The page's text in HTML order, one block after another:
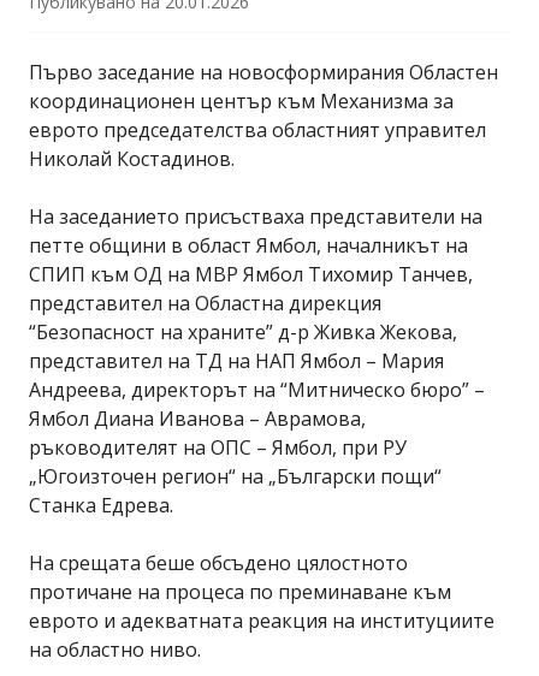
Първо заседание на новосформирания Областен
координационен център към Механизма за
еврото председателства областният управител
Николай Костадинов.
На заседанието присъстваха представители на
петте общини в област Ямбол, началникът на
СПИП към ОД на МВР Ямбол Тихомир Танчев,
представител на Областна дирекция
“Безопасност на храните” д-р Живка Жекова,
представител на ТД на НАП Ямбол – Мария
Андреева, директорът на “Митническо бюро” –
Ямбол Диана Иванова – Аврамова,
ръководителят на ОПС – Ямбол, при РУ
„Югоизточен регион“ на „Български пощи“
Станка Едрева.
На срещата беше обсъдено цялостното
протичане на процеса по преминаване към
еврото и адекватната реакция на институциите
на областно ниво.